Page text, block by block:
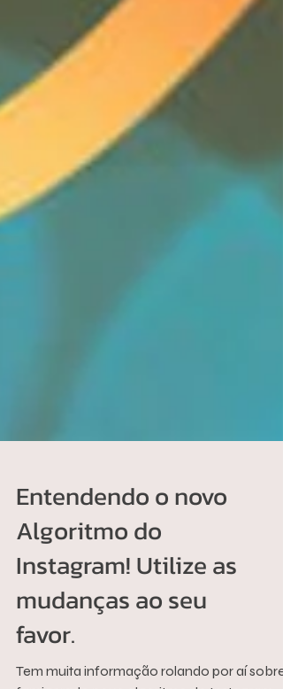
Entendendo o novo
Algoritmo do
Instagram! Utilize as
mudanças ao seu
favor.